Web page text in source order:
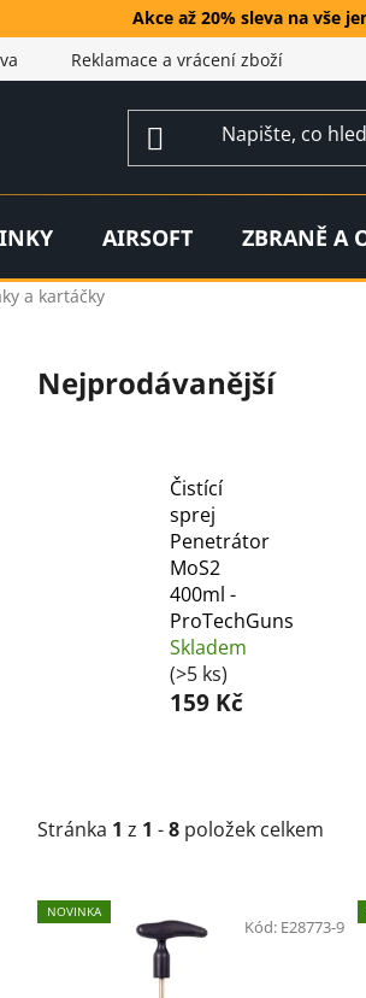
Akce až 20% sleva na vše
Reklamace a vrácení zboží
AIRSOFT ZBRANĚ A
a kartáčky
Nejprodávanější
Čistící
sprej
Penetrátor
MoS2
400ml -
ProTechGuns
Skladem
(>5 ks)
159 Kč
Stránka 1 z 1 -8 položek celkem
V
ý
NOVINKA
Kód: E28773-9